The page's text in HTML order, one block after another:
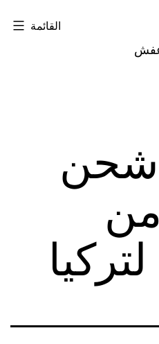
عفش
القائمة
شحن